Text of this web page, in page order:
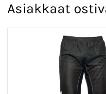
Asiakkaat